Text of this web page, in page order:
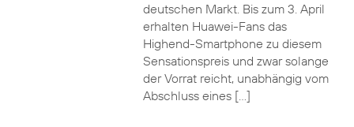
deutschen Markt. Bis zum 3. April
erhalten Huawei-Fans das
Highend-Smartphone zu diesem
Sensationspreis und zwar solange
der Vorrat reicht, unabhängig vom
Abschluss eines […]